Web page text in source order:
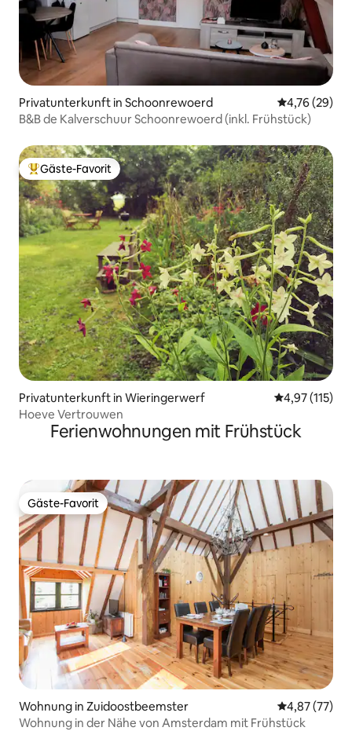
Privatunterkunft in Schoonrewoerd
4,76 (29)
B&B de Kalverschuur Schoonrewoerd (inkl. Frühstück)
Beliebter Gäste-Favorit.
Gäste-Favorit
Privatunterkunft in Wieringerwerf
4,97 (115)
Hoeve Vertrouwen
Ferienwohnungen mit Frühstück
Gäste-Favorit
Gäste-Favorit
Wohnung in Zuidoostbeemster
4,87 (77)
Wohnung in der Nähe von Amsterdam mit Frühstück